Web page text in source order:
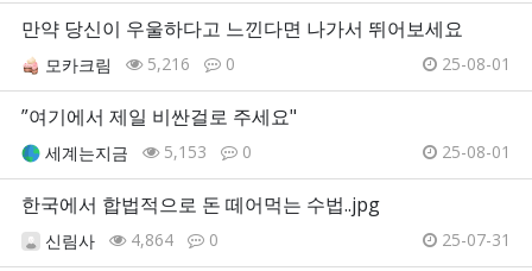
만약 당신이 우울하다고 느낀다면 나가서 뛰어보세요
모카크림 5,216 0 25-08-01
”여기에서 제일 비싼걸로 주세요"
세계는지금 5,153 0 25-08-01
한국에서 합법적으로 돈 떼어먹는 수법..jpg
신림사 4,864 0 25-07-31